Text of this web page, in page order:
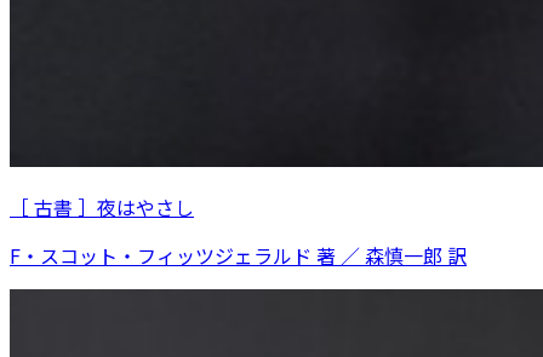
［ 古書 ］夜はやさし
F・スコット・フィッツジェラルド 著 ／ 森慎一郎 訳